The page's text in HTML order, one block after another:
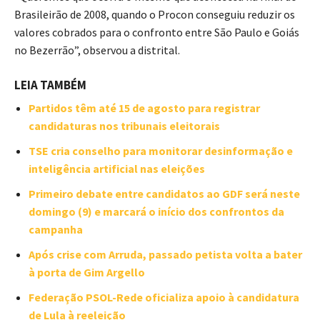
Brasileirão de 2008, quando o Procon conseguiu reduzir os
valores cobrados para o confronto entre São Paulo e Goiás
no Bezerrão”, observou a distrital.
LEIA TAMBÉM
Partidos têm até 15 de agosto para registrar
candidaturas nos tribunais eleitorais
TSE cria conselho para monitorar desinformação e
inteligência artificial nas eleições
Primeiro debate entre candidatos ao GDF será neste
domingo (9) e marcará o início dos confrontos da
campanha
Após crise com Arruda, passado petista volta a bater
à porta de Gim Argello
Federação PSOL-Rede oficializa apoio à candidatura
de Lula à reeleição